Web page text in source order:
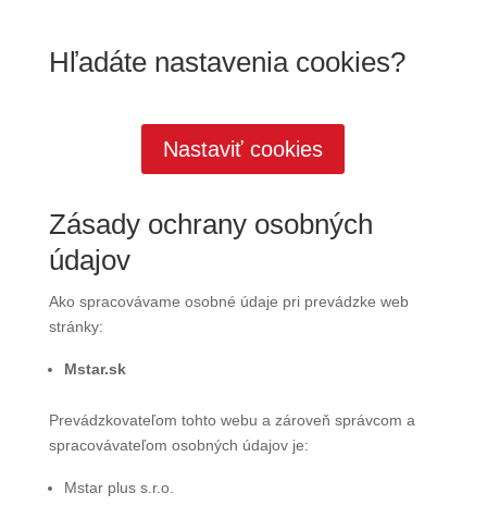
Hľadáte nastavenia cookies?
Nastaviť cookies
Zásady ochrany osobných
údajov
Ako spracovávame osobné údaje pri prevádzke web
stránky:
Mstar.sk
Prevádzkovateľom tohto webu a zároveň správcom a
spracovávateľom osobných údajov je:
Mstar plus s.r.o.